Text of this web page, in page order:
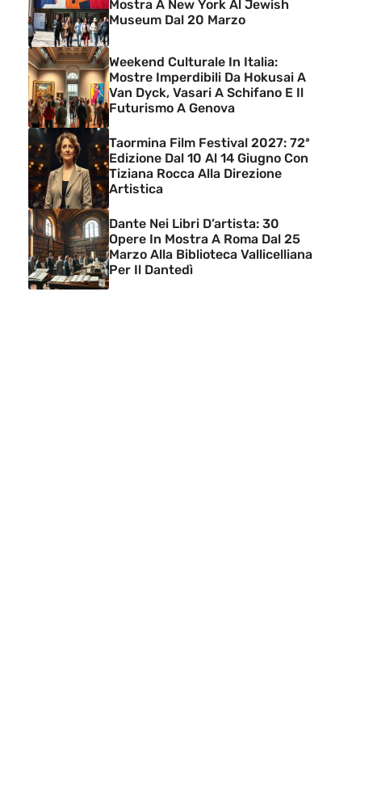
Mostra A New York Al Jewish
Museum Dal 20 Marzo
Weekend Culturale In Italia:
Mostre Imperdibili Da Hokusai A
Van Dyck, Vasari A Schifano E Il
Futurismo A Genova
Taormina Film Festival 2027: 72ª
Edizione Dal 10 Al 14 Giugno Con
Tiziana Rocca Alla Direzione
Artistica
Dante Nei Libri D’artista: 30
Opere In Mostra A Roma Dal 25
Marzo Alla Biblioteca Vallicelliana
Per Il Dantedì